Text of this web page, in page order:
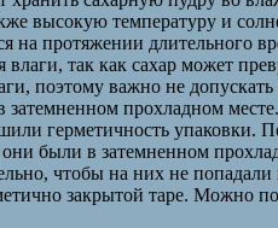
высокую температуру и
протяжении длительного
влаги, так как сахар может
поэтому важно не
прохладном
герметичность
были в затемненном
чтобы на них не
закрытой таре.